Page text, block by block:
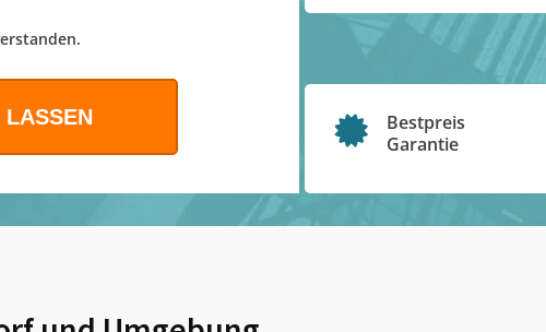
Bestpreis
Garantie